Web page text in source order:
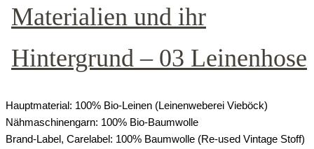
Materialien und ihr
Hintergrund – 03 Leinenhose
Hauptmaterial: 100% Bio-Leinen (Leinenweberei Vieböck)
Nähmaschinengarn: 100% Bio-Baumwolle
Brand-Label, Carelabel: 100% Baumwolle (Re-used Vintage Stoff)